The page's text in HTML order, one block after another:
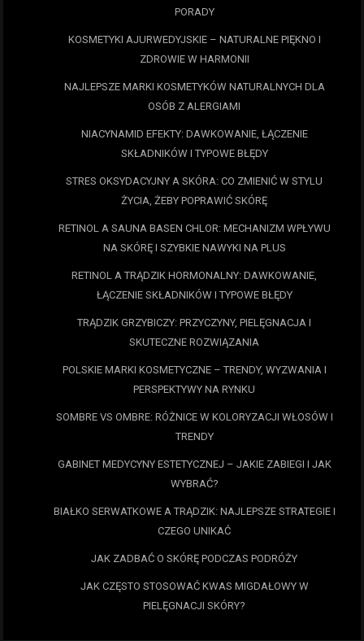
PORADY
KOSMETYKI AJURWEDYJSKIE – NATURALNE PIĘKNO I
ZDROWIE W HARMONII
NAJLEPSZE MARKI KOSMETYKÓW NATURALNYCH DLA
OSÓB Z ALERGIAMI
NIACYNAMID EFEKTY: DAWKOWANIE, ŁĄCZENIE
SKŁADNIKÓW I TYPOWE BŁĘDY
STRES OKSYDACYJNY A SKÓRA: CO ZMIENIĆ W STYLU
ŻYCIA, ŻEBY POPRAWIĆ SKÓRĘ
RETINOL A SAUNA BASEN CHLOR: MECHANIZM WPŁYWU
NA SKÓRĘ I SZYBKIE NAWYKI NA PLUS
RETINOL A TRĄDZIK HORMONALNY: DAWKOWANIE,
ŁĄCZENIE SKŁADNIKÓW I TYPOWE BŁĘDY
TRĄDZIK GRZYBICZY: PRZYCZYNY, PIELĘGNACJA I
SKUTECZNE ROZWIĄZANIA
POLSKIE MARKI KOSMETYCZNE – TRENDY, WYZWANIA I
PERSPEKTYWY NA RYNKU
SOMBRE VS OMBRE: RÓŻNICE W KOLORYZACJI WŁOSÓW I
TRENDY
GABINET MEDYCYNY ESTETYCZNEJ – JAKIE ZABIEGI I JAK
WYBRAĆ?
BIAŁKO SERWATKOWE A TRĄDZIK: NAJLEPSZE STRATEGIE I
CZEGO UNIKAĆ
JAK ZADBAĆ O SKÓRĘ PODCZAS PODRÓŻY
JAK CZĘSTO STOSOWAĆ KWAS MIGDAŁOWY W
PIELĘGNACJI SKÓRY?